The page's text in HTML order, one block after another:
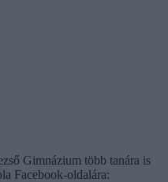
Gimnázium több tanára is
Facebook-oldalára: